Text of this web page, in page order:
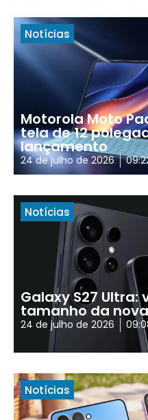
Notícias
Motorola Moto
tela de 12
lançamento
24 de julho de 2026
Notícias
Galaxy S27
tamanho da
24 de julho de 2026
Notícias